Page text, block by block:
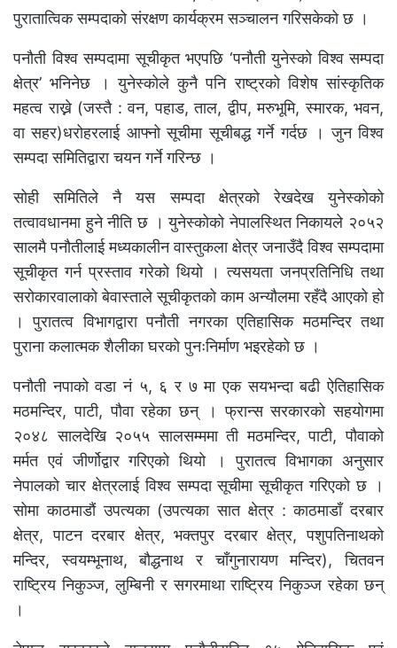
पुरातात्विक सम्पदाको संरक्षण कार्यक्रम सञ्चालन गरिसकेको छ ।
पनौती विश्व सम्पदामा सूचीकृत भएपछि ‘पनौती युनेस्को विश्व सम्पदा
क्षेत्र’ भनिनेछ । युनेस्कोले कुनै पनि राष्ट्रको विशेष सांस्कृतिक
महत्व राख्ने (जस्तै : वन, पहाड, ताल, द्वीप, मरुभूमि, स्मारक, भवन,
वा सहर)धरोहरलाई आफ्नो सूचीमा सूचीबद्ध गर्ने गर्दछ । जुन विश्व
सम्पदा समितिद्वारा चयन गर्ने गरिन्छ ।
सोही समितिले नै यस सम्पदा क्षेत्रको रेखदेख युनेस्कोको
तत्वावधानमा हुने नीति छ । युनेस्कोको नेपालस्थित निकायले २०५२
सालमै पनौतीलाई मध्यकालीन वास्तुकला क्षेत्र जनाउँदै विश्व सम्पदामा
सूचीकृत गर्न प्रस्ताव गरेको थियो । त्यसयता जनप्रतिनिधि तथा
सरोकारवालाको बेवास्ताले सूचीकृतको काम अन्यौलमा रहँदै आएको हो
। पुरातत्व विभागद्वारा पनौती नगरका ए्तिहासिक मठमन्दिर तथा
पुराना कलात्मक शैलीका घरको पुनःनिर्माण भइरहेको छ ।
पनौती नपाको वडा नं ५, ६ र ७ मा एक सयभन्दा बढी ऐतिहासिक
मठमन्दिर, पाटी, पौवा रहेका छन् । फ्रान्स सरकारको सहयोगमा
२०४८ सालदेखि २०५५ सालसम्ममा ती मठमन्दिर, पाटी, पौवाको
मर्मत एवं जीर्णोद्वार गरिएको थियो । पुरातत्व विभागका अनुसार
नेपालको चार क्षेत्रलाई विश्व सम्पदा सूचीमा सूचीकृत गरिएको छ ।
सोमा काठमाडौं उपत्यका (उपत्यका सात क्षेत्र : काठमाडाँ दरबार
क्षेत्र, पाटन दरबार क्षेत्र, भक्तपुर दरबार क्षेत्र, पशुपतिनाथको
मन्दिर, स्वयम्भूनाथ, बौद्धनाथ र चाँगुनारायण मन्दिर), चितवन
राष्ट्रिय निकुञ्ज, लुम्बिनी र सगरमाथा राष्ट्रिय निकुञ्ज रहेका छन्
।